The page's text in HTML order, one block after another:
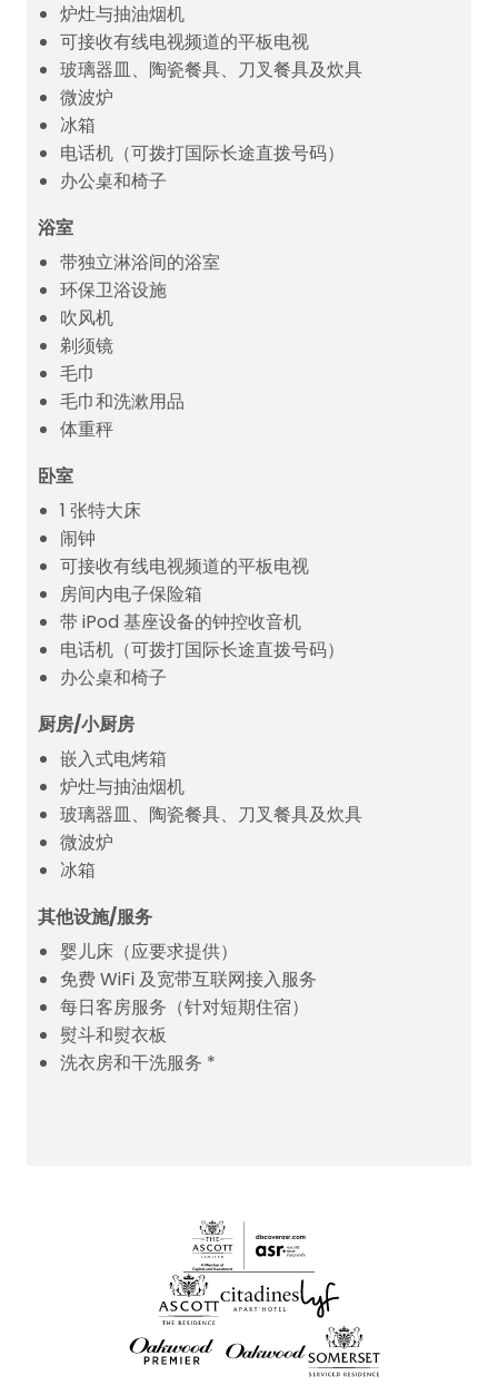
炉灶与抽油烟机
可接收有线电视频道的平板电视
玻璃器皿、陶瓷餐具、刀叉餐具及炊具
微波炉
冰箱
电话机（可拨打国际长途直拨号码）
办公桌和椅子
浴室
带独立淋浴间的浴室
环保卫浴设施
吹风机
剃须镜
毛巾
毛巾和洗漱用品
体重秤
卧室
1 张特大床
闹钟
可接收有线电视频道的平板电视
房间内电子保险箱
带 iPod 基座设备的钟控收音机
电话机（可拨打国际长途直拨号码）
办公桌和椅子
厨房/小厨房
嵌入式电烤箱
炉灶与抽油烟机
玻璃器皿、陶瓷餐具、刀叉餐具及炊具
微波炉
冰箱
其他设施/服务
婴儿床（应要求提供）
免费 WiFi 及宽带互联网接入服务
每日客房服务（针对短期住宿）
熨斗和熨衣板
洗衣房和干洗服务 *